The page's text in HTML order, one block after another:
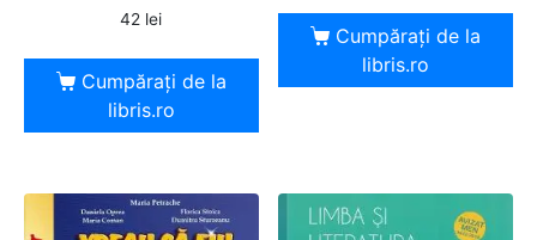
42 lei
Cumpărați de la
libris.ro
Cumpărați de la
libris.ro